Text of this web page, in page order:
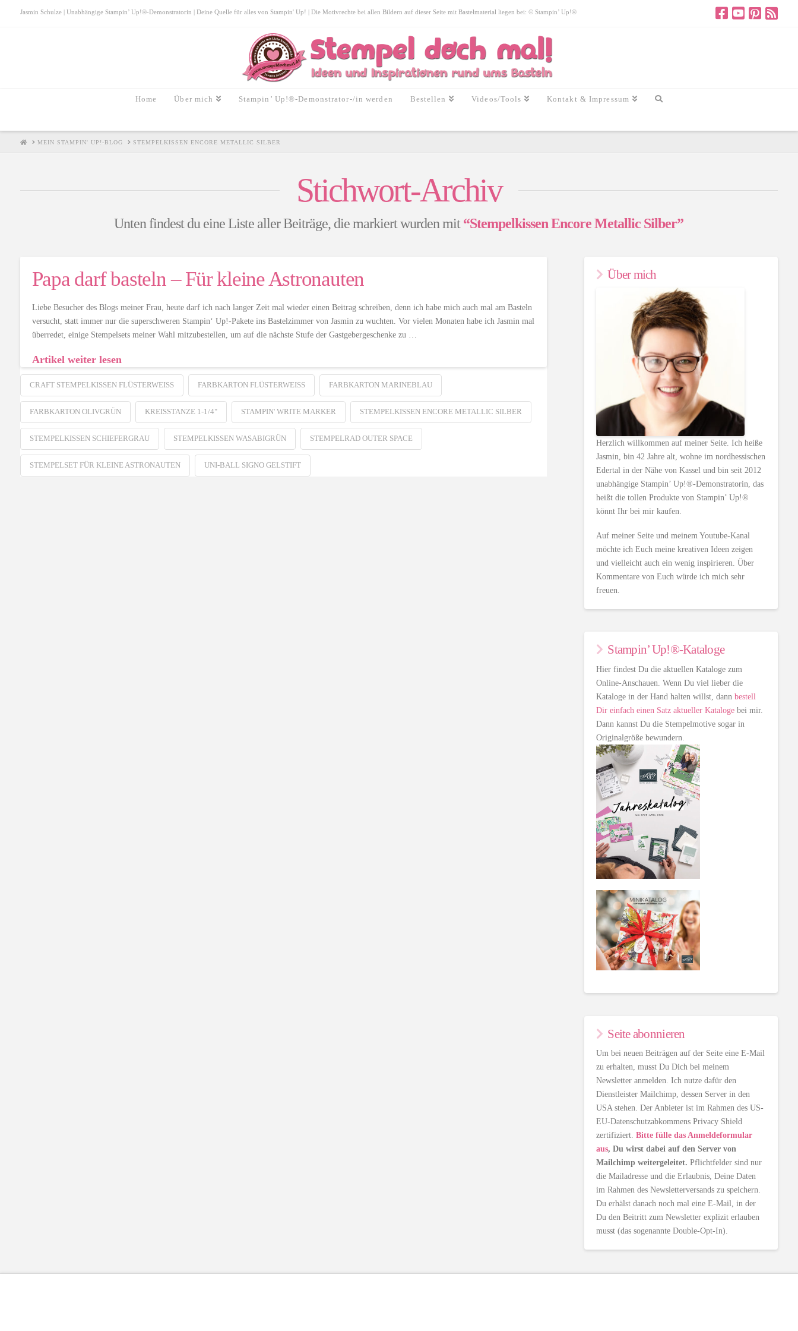
Jasmin Schulze | Unabhängige Stampin’ Up!®-Demonstratorin | Deine Quelle für alles von Stampin' Up! | Die Motivrechte bei allen Bildern auf dieser Seite mit Bastelmaterial liegen bei: © Stampin’ Up!®
Home Über mich Stampin’ Up!®-Demonstrator-/in werden Bestellen Videos/Tools Kontakt & Impressum
HOMEMEIN STAMPIN' UP!-BLOG STEMPELKISSEN ENCORE METALLIC SILBER
Stichwort-Archiv
Unten findest du eine Liste aller Beiträge, die markiert wurden mit“Stempelkissen Encore Metallic Silber”
Papa darf basteln – Für kleine Astronauten
Liebe Besucher des Blogs meiner Frau, heute darf ich nach langer Zeit mal wieder einen Beitrag schreiben, denn ich habe mich auch mal am Basteln
versucht, statt immer nur die superschweren Stampin‘ Up!-Pakete ins Bastelzimmer von Jasmin zu wuchten. Vor vielen Monaten habe ich Jasmin mal
überredet, einige Stempelsets meiner Wahl mitzubestellen, um auf die nächste Stufe der Gastgebergeschenke zu …
Artikel weiter lesen
CRAFT STEMPELKISSEN FLÜSTERWEISS FARBKARTON FLÜSTERWEISS FARBKARTON MARINEBLAU
FARBKARTON OLIVGRÜN KREISSTANZE 1-1/4" STAMPIN' WRITE MARKER STEMPELKISSEN ENCORE METALLIC SILBER
STEMPELKISSEN SCHIEFERGRAU STEMPELKISSEN WASABIGRÜN STEMPELRAD OUTER SPACE
STEMPELSET FÜR KLEINE ASTRONAUTEN UNI-BALL SIGNO GELSTIFT
Über mich
Herzlich willkommen auf meiner Seite. Ich heiße
Jasmin, bin 42 Jahre alt, wohne im nordhessischen
Edertal in der Nähe von Kassel und bin seit 2012
unabhängige Stampin’ Up!®-Demonstratorin, das
heißt die tollen Produkte von Stampin’ Up!®
könnt Ihr bei mir kaufen.
Auf meiner Seite und meinem Youtube-Kanal
möchte ich Euch meine kreativen Ideen zeigen
und vielleicht auch ein wenig inspirieren. Über
Kommentare von Euch würde ich mich sehr
freuen.
Stampin’ Up!®-Kataloge
Hier findest Du die aktuellen Kataloge zum
Online-Anschauen. Wenn Du viel lieber die
Kataloge in der Hand halten willst, dannbestell
Dir einfach einen Satz aktueller Kataloge bei mir.
Dann kannst Du die Stempelmotive sogar in
Originalgröße bewundern.
Seite abonnieren
Um bei neuen Beiträgen auf der Seite eine E-Mail
zu erhalten, musst Du Dich bei meinem
Newsletter anmelden. Ich nutze dafür den
Dienstleister Mailchimp, dessen Server in den
USA stehen. Der Anbieter ist im Rahmen des US-
EU-Datenschutzabkommens Privacy Shield
zertifiziert.Bitte fülle das Anmeldeformular
aus, Du wirst dabei auf den Server von
Mailchimp weitergeleitet. Pflichtfelder sind nur
die Mailadresse und die Erlaubnis, Deine Daten
im Rahmen des Newsletterversands zu speichern.
Du erhälst danach noch mal eine E-Mail, in der
Du den Beitritt zum Newsletter explizit erlauben
musst (das sogenannte Double-Opt-In).